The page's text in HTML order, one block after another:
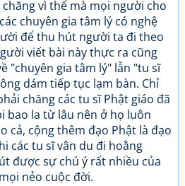
vì thế mà mọi người cho
chuyên gia tâm lý có nghệ
để thu hút người ta đi theo
viết bài này thực ra cũng
"chuyên gia tâm lý" lẫn "tu sĩ
dám tiếp tục lạm bàn. Chỉ
chăng các tu sĩ Phật giáo đã
bao la từ lâu nên ở họ luôn
cả, cộng thêm đạo Phật là đạo
các tu sĩ vân du đi hoằng
được sự chú ý rất nhiều của
nẻo cuộc đời.